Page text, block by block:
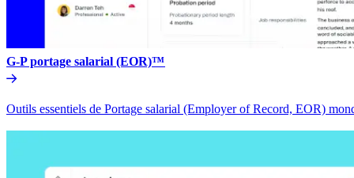
G-P portage salarial (EOR)™​​
Outils essentiels de Portage salarial (Employer of Record, EOR)